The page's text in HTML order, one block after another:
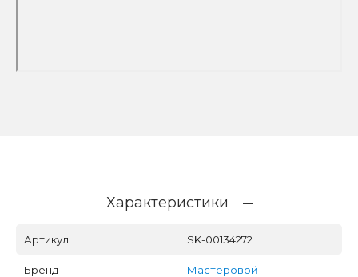
Характеристики
Артикул SK-00134272
Бренд Мастеровой